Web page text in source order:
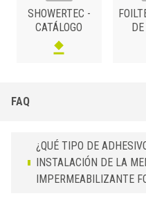
SHOWERTEC -
CATÁLOGO
FAQ
¿QUÉ TIPO DE
INSTALACIÓN DE LA
IMPERMEABILIZANTE